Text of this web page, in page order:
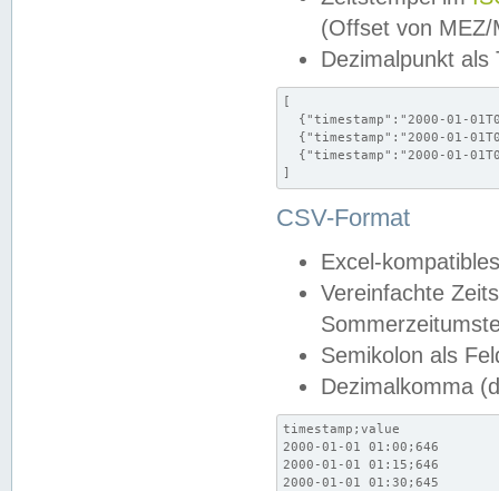
(Offset von MEZ/
Dezimalpunkt als
[
{"timestamp":"2000-01-
{"timestamp":"2000-01-
{"timestamp":"2000-01-
]
CSV-Format
Excel-
Vereinfachte
Semikolon als
Dezimalkomma
timestamp;value
2000-01-01 01:00;646
2000-01-01 01:15;646
2000-01-01 01:30;645